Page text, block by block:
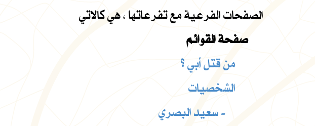
الصفحات الفرعية مع تفرعاتها ، هي كالاتي
صفحة القوائم
من قتل أبي ؟
الشخصيات
سعيد البصري -